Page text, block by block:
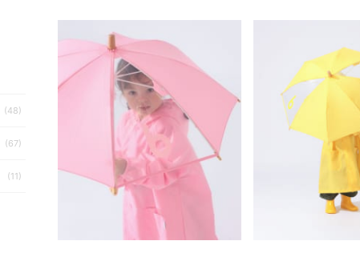
(48)
(67)
(11)